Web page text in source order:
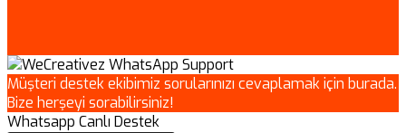
Müşteri destek ekibimiz sorularınızı cevaplamak için burada.
Bize herşeyi sorabilirsiniz!
Whatsapp Canlı Destek